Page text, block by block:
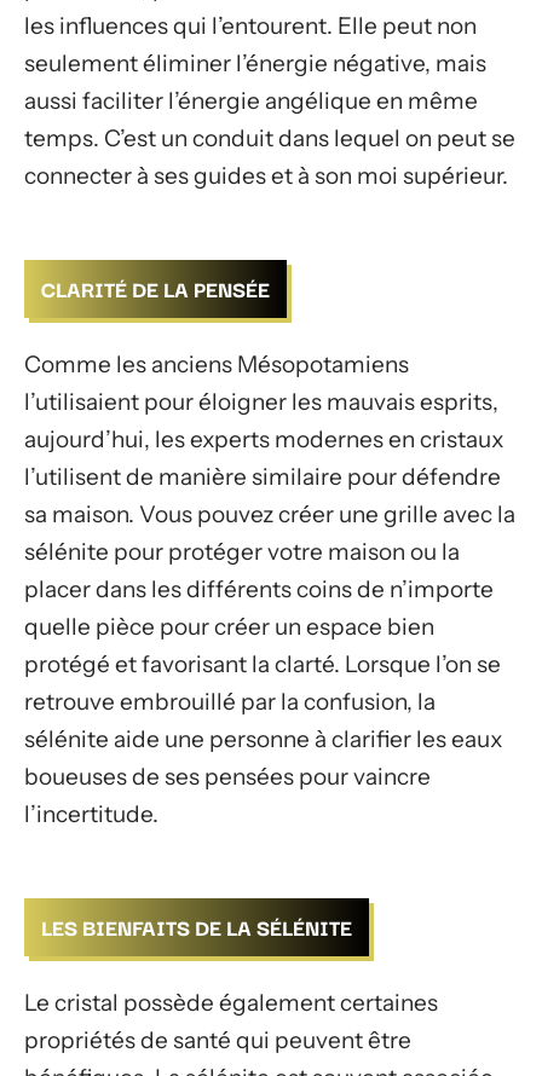
les influences qui l’entourent. Elle peut non
seulement éliminer l’énergie négative, mais
aussi faciliter l’énergie angélique en même
temps. C’est un conduit dans lequel on peut se
connecter à ses guides et à son moi supérieur.
CLARITÉ DE LA PENSÉE
Comme les anciens Mésopotamiens
l’utilisaient pour éloigner les mauvais esprits,
aujourd’hui, les experts modernes en cristaux
l’utilisent de manière similaire pour défendre
sa maison. Vous pouvez créer une grille avec la
sélénite pour protéger votre maison ou la
placer dans les différents coins de n’importe
quelle pièce pour créer un espace bien
protégé et favorisant la clarté. Lorsque l’on se
retrouve embrouillé par la confusion, la
sélénite aide une personne à clarifier les eaux
boueuses de ses pensées pour vaincre
l’incertitude.
LES BIENFAITS DE LA SÉLÉNITE
Le cristal possède également certaines
propriétés de santé qui peuvent être